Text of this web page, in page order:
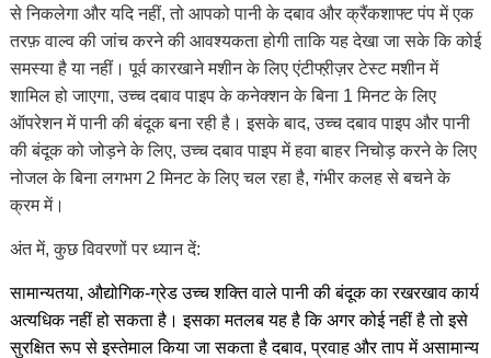
से निकलेगा और यदि नहीं, तो आपको पानी के दबाव और क्रैंकशाफ्ट पंप में एक
तरफ़ वाल्व की जांच करने की आवश्यकता होगी ताकि यह देखा जा सके कि कोई
समस्या है या नहीं। पूर्व कारखाने मशीन के लिए एंटीफ्ऱीज़र टेस्ट मशीन में
शामिल हो जाएगा, उच्च दबाव पाइप के कनेक्शन के बिना 1 मिनट के लिए
ऑपरेशन में पानी की बंदूक बना रही है। इसके बाद, उच्च दबाव पाइप और पानी
की बंदूक को जोड़ने के लिए, उच्च दबाव पाइप में हवा बाहर निचोड़ करने के लिए
नोजल के बिना लगभग 2 मिनट के लिए चल रहा है, गंभीर कलह से बचने के
क्रम में।
अंत में, कुछ विवरणों पर ध्यान दें:
सामान्यतया, औद्योगिक-ग्रेड उच्च शक्ति वाले पानी की बंदूक का रखरखाव कार्य
अत्यधिक नहीं हो सकता है। इसका मतलब यह है कि अगर कोई नहीं है तो इसे
सुरक्षित रूप से इस्तेमाल किया जा सकता है दबाव, प्रवाह और ताप में असामान्य